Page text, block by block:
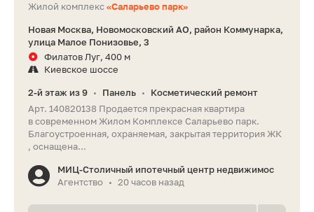
Жилой комплекс«Саларьево парк»
Новая Москва, Новомосковский АО, район Коммунарка,
улица Малое Понизовье, 3
Филатов Луг, 400 м
Киевское шоссе
2-й этаж из 9 • Панель •
Косметический ремонт
Арт. 140820138 Продается прекрасная квартира
в современном Жилом Комплексе Саларьево парк.
Благоустроенная, охраняемая, закрытая территория ЖК
, оснащена...
МИЦ-Столичный ипотечный центр недвижимос
Агентство
• 20 часов назад